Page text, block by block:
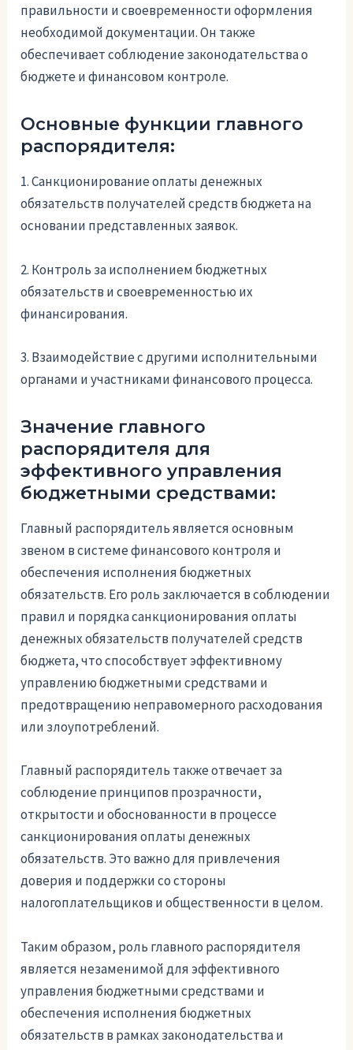
правильности и своевременности оформления
необходимой документации. Он также
обеспечивает соблюдение законодательства о
бюджете и финансовом контроле.
Основные функции главного
распорядителя:
1. Санкционирование оплаты денежных
обязательств получателей средств бюджета на
основании представленных заявок.
2. Контроль за исполнением бюджетных
обязательств и своевременностью их
финансирования.
3. Взаимодействие с другими исполнительными
органами и участниками финансового процесса.
Значение главного
распорядителя для
эффективного управления
бюджетными средствами:
Главный распорядитель является основным
звеном в системе финансового контроля и
обеспечения исполнения бюджетных
обязательств. Его роль заключается в соблюдении
правил и порядка санкционирования оплаты
денежных обязательств получателей средств
бюджета, что способствует эффективному
управлению бюджетными средствами и
предотвращению неправомерного расходования
или злоупотреблений.
Главный распорядитель также отвечает за
соблюдение принципов прозрачности,
открытости и обоснованности в процессе
санкционирования оплаты денежных
обязательств. Это важно для привлечения
доверия и поддержки со стороны
налогоплательщиков и общественности в целом.
Таким образом, роль главного распорядителя
является незаменимой для эффективного
управления бюджетными средствами и
обеспечения исполнения бюджетных
обязательств в рамках законодательства и